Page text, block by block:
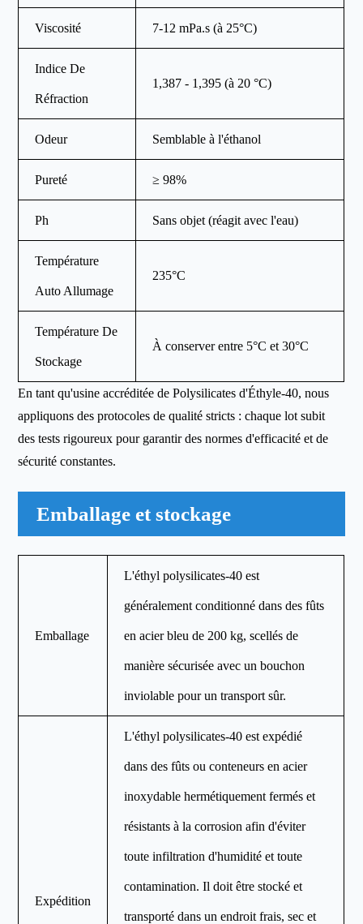
Viscosité 7-12 mPa.s (à 25°C)
Indice De
Réfraction
1,387 - 1,395 (à 20 °C)
Odeur Semblable à l'éthanol
Pureté ≥ 98%
Ph Sans objet (réagit avec l'eau)
Température
Auto Allumage
235°C
Température De
Stockage
À conserver entre 5°C et 30°C
En tant qu'usine accréditée de Polysilicates d'Éthyle-40, nous
appliquons des protocoles de qualité stricts : chaque lot subit
des tests rigoureux pour garantir des normes d'efficacité et de
sécurité constantes.
Emballage et stockage
Emballage
L'éthyl polysilicates-40 est
généralement conditionné dans des fûts
en acier bleu de 200 kg, scellés de
manière sécurisée avec un bouchon
inviolable pour un transport sûr.
Expédition
L'éthyl polysilicates-40 est expédié
dans des fûts ou conteneurs en acier
inoxydable hermétiquement fermés et
résistants à la corrosion afin d'éviter
toute infiltration d'humidité et toute
contamination. Il doit être stocké et
transporté dans un endroit frais, sec et